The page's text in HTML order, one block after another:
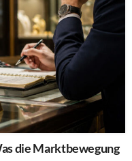
die Marktbewegung